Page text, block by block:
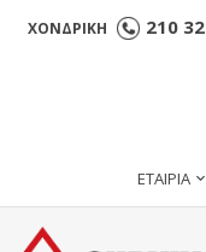
ΧΟΝΔΡΙΚΗ 210
ΕΤΑΙΡΙΑ